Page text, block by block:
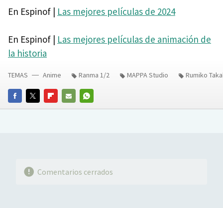
En Espinof | Las mejores películas de 2024
En Espinof | Las mejores películas de animación de
la historia
FACEBOOKTWITTERFLIPBOARD
E-
WHATSAPP
TEMAS Anime Ranma 1/2 MAPPA Studio Rumiko
Comentarios cerrados